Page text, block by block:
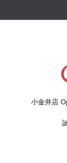
小金井店